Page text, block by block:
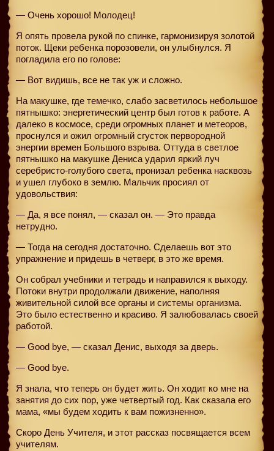
— Очень хорошо! Молодец!
Я опять провела рукой по спинке, гармонизируя золотой
поток. Щеки ребенка порозовели, он улыбнулся. Я
погладила его по голове:
— Вот видишь, все не так уж и сложно.
На макушке, где темечко, слабо засветилось небольшое
пятнышко: энергетический центр был готов к работе. А
далеко в космосе, среди огромных планет и метеоров,
проснулся и ожил огромный сгусток первородной
энергии времен Большого взрыва. Оттуда в светлое
пятнышко на макушке Дениса ударил яркий луч
серебристо-голубого света, пронизал ребенка насквозь
и ушел глубоко в землю. Мальчик просиял от
удовольствия:
— Да, я все понял, — сказал он. — Это правда
нетрудно.
— Тогда на сегодня достаточно. Сделаешь вот это
упражнение и придешь в четверг, в это же время.
Он собрал учебники и тетрадь и направился к выходу.
Потоки внутри продолжали движение, наполняя
живительной силой все органы и системы организма.
Это было естественно и красиво. Я залюбовалась своей
работой.
— Good bye, — сказал Денис, выходя за дверь.
— Good bye.
Я знала, что теперь он будет жить. Он ходит ко мне на
занятия до сих пор, уже четвертый год. Как сказала его
мама, «мы будем ходить к вам пожизненно».
Скоро День Учителя, и этот рассказ посвящается всем
учителям.